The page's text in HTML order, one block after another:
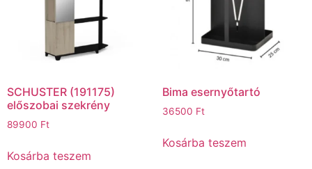
SCHUSTER (191175)
előszobai szekrény
89900 Ft
Kosárba teszem
Bima esernyőtartó
36500 Ft
Kosárba teszem